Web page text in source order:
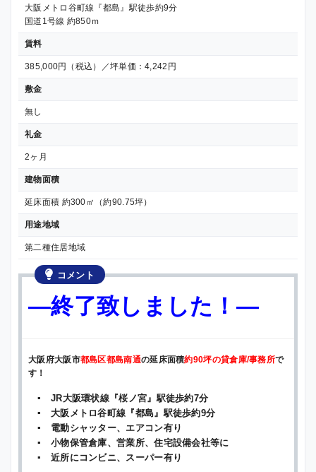
大阪メトロ谷町線『都島』駅徒歩約9分
国道1号線 約850ｍ
賃料
385,000円（税込）／坪単価：4,242円
敷金
無し
礼金
2ヶ月
建物面積
延床面積 約300㎡（約90.75坪）
用途地域
第二種住居地域
コメント
—終了致しました！—
大阪府大阪市都島区都島南通の延床面積約90坪の貸倉庫/事務所で
す！
▪ JR大阪環状線『桜ノ宮』駅徒歩約7分
▪ 大阪メトロ谷町線『都島』駅徒歩約9分
▪ 電動シャッター、エアコン有り
▪ 小物保管倉庫、営業所、住宅設備会社等に
▪ 近所にコンビニ、スーパー有り